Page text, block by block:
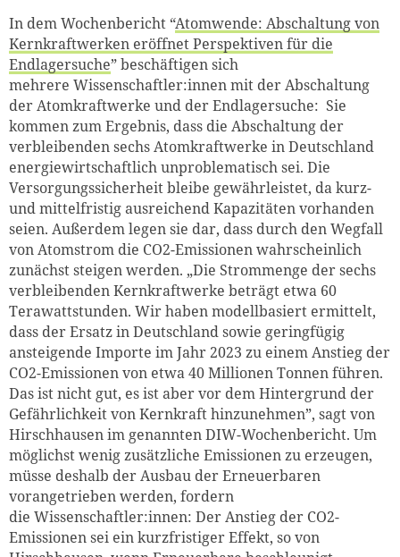
In dem Wochenbericht “Atomwende: Abschaltung von
Kernkraftwerken eröffnet Perspektiven für die
Endlagersuche”beschäftigensich
mehrere Wissenschaftler:innenmit der Abschaltung
der Atomkraftwerke und der Endlagersuche: Sie
kommen zum Ergebnis, dass die Abschaltung der
verbleibenden sechs Atomkraftwerke in Deutschland
energiewirtschaftlich unproblematisch sei. Die
Versorgungssicherheit bleibe gewährleistet, da kurz-
und mittelfristig ausreichend Kapazitäten vorhanden
seien. Außerdem legen sie dar, dass durch den Wegfall
von Atomstrom die CO2-Emissionen wahrscheinlich
zunächst steigen werden. „Die Strommenge der sechs
verbleibenden Kernkraftwerke beträgt etwa 60
Terawattstunden. Wir haben modellbasiert ermittelt,
dass der Ersatz in Deutschland sowie geringfügig
ansteigende Importe im Jahr 2023 zu einem Anstieg der
CO2-Emissionen von etwa 40 Millionen Tonnen führen.
Das ist nicht gut, es ist aber vor dem Hintergrund der
Gefährlichkeit von Kernkraft hinzunehmen”, sagtvon
Hirschhausen im genannten DIW-Wochenbericht. Um
möglichst wenig zusätzliche Emissionen zu erzeugen,
müsse deshalb der Ausbau der Erneuerbaren
vorangetrieben werden, fordern
die Wissenschaftler:innen: Der Anstieg der CO2-
Emissionen sei ein kurzfristiger Effekt, so von